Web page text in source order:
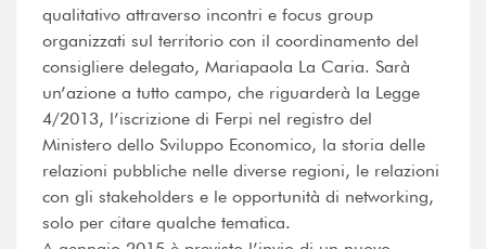
qualitativo attraverso incontri e focus group
organizzati sul territorio con il coordinamento del
consigliere delegato, Mariapaola La Caria. Sarà
un’azione a tutto campo, che riguarderà la Legge
4/2013, l’iscrizione di Ferpi nel registro del
Ministero dello Sviluppo Economico, la storia delle
relazioni pubbliche nelle diverse regioni, le relazioni
con gli stakeholders e le opportunità di networking,
solo per citare qualche tematica.